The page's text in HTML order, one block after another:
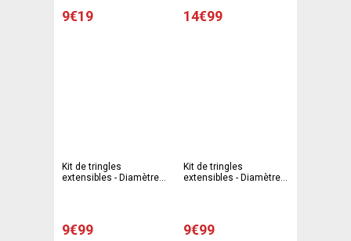
9€19 14€99
Kit de tringles
extensibles - Diamètre
9€99
Kit de tringles
extensibles - Diamètre
9€99